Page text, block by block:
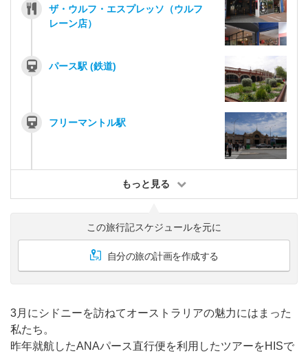
ザ・ウルフ・エスプレッソ（ウルフ
レーン店）
パース駅 (鉄道)
フリーマントル駅
もっと見る
この旅行記スケジュールを元に
自分の旅の計画を作成する
3月にシドニーを訪ねてオーストラリアの魅力にはまった
私たち。
昨年就航したANAパース直行便を利用したツアーをHISで